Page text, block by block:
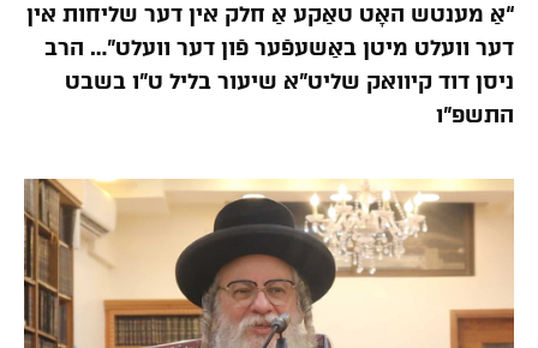
“אַ מענטש האָט טאַקע אַ חלק אין דער שליחות אין
דער וועלט מיטן באַשעפֿער פֿון דער וועלט”… הרב
ניסן דוד קיוואק שליט”א שיעור בליל ט”ו בשבט
התשפ”ו